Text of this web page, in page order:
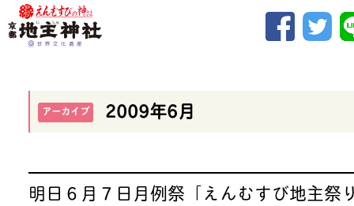
アーカイブ 2009年6月
明日６月７日月例祭「えんむすび地主祭